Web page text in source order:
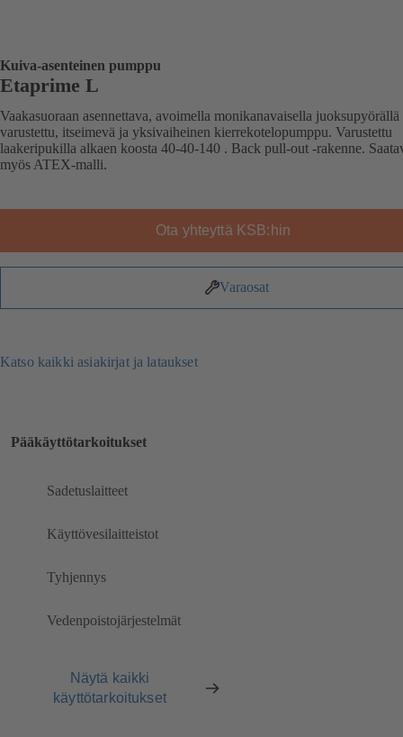
Kuiva-asenteinen pumppu
Etaprime L
Vaakasuoraan asennettava, avoimella monikanavaisella juoksupyörällä
varustettu, itseimevä ja yksivaiheinen kierrekotelopumppu. Varustettu
laakeripukilla alkaen koosta 40-40-140 . Back pull-out -rakenne.
myös ATEX-malli.
Ota yhteyttä KSB:hin
Varaosat
Katso kaikki asiakirjat ja lataukset
Pääkäyttötarkoitukset
Sadetuslaitteet
Käyttövesilaitteistot
Tyhjennys
Vedenpoistojärjestelmät
Näytä kaikki
käyttötarkoitukset